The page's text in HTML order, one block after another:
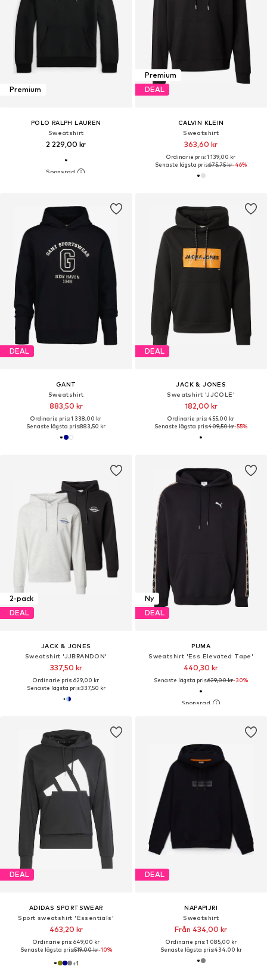
Premium
POLO RALPH LAUREN
Sweatshirt
2 229,00 kr
Premium
DEAL
CALVIN KLEIN
Sweatshirt
363,60 kr
Ordinarie pris: 1 139,00 kr
Senaste lägsta pris:675,75 kr-46%
DEAL
GANT
Sweatshirt
883,50 kr
Ordinarie pris: 1 338,00 kr
Senaste lägsta pris:883,50 kr
DEAL
JACK & JONES
Sweatshirt 'JJCOLE'
182,00 kr
Ordinarie pris: 455,00 kr
Senaste lägsta pris:409,50 kr-55%
2-pack
DEAL
JACK & JONES
Sweatshirt 'JJBRANDON'
337,50 kr
Ordinarie pris: 629,00 kr
Senaste lägsta pris:337,50 kr
Ny
DEAL
PUMA
Sweatshirt 'Ess Elevated Tape'
440,30 kr
Senaste lägsta pris:629,00 kr-30%
DEAL
ADIDAS SPORTSWEAR
Sport sweatshirt 'Essentials'
463,20 kr
Ordinarie pris: 649,00 kr
Senaste lägsta pris:519,00 kr-10%
+1
DEAL
NAPAPIJRI
Sweatshirt
Från 434,00 kr
Ordinarie pris: 1 085,00 kr
Senaste lägsta pris:434,00 kr